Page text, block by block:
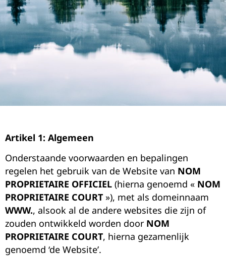
Artikel 1: Algemeen
Onderstaande voorwaarden en bepalingen
regelen het gebruik van de Website van NOM
PROPRIETAIRE OFFICIEL (hierna genoemd « NOM
PROPRIETAIRE COURT »), met als domeinnaam
WWW., alsook al de andere websites die zijn of
zouden ontwikkeld worden door NOM
PROPRIETAIRE COURT, hierna gezamenlijk
genoemd ‘de Website’.